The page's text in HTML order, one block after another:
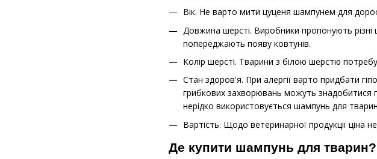
Вік. Не варто мити цуценя шампунем для
Довжина шерсті. Виробники пропонують
попереджають появу ковтунів.
Колір шерсті. Тварини з білою шерстю
Стан здоров'я. При алергії варто придбати
грибкових захворювань можуть
нерідко використовується шампунь для
Вартість. Щодо ветеринарної продукції ціна
Де купити шампунь для тварин?